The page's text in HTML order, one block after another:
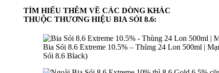
TÌM HIỂU THÊM VỀ CÁC DÒNG KHÁC
THUỘC THƯƠNG HIỆU BIA SÓI 8.6:
Bia Sói 8.6 Extreme 10.5% – Thùng 24 Lon 500ml |
Sói 8.6 Black)